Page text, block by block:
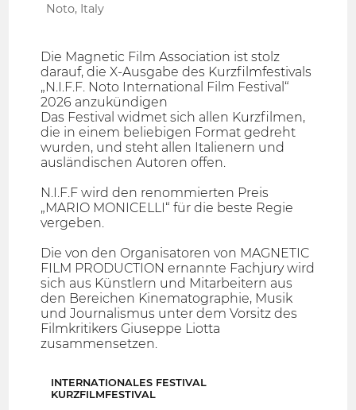
Noto, Italy
Die Magnetic Film Association ist stolz
darauf, die X-Ausgabe des Kurzfilmfestivals
„N.I.F.F. Noto International Film Festival“
2026 anzukündigen
Das Festival widmet sich allen Kurzfilmen,
die in einem beliebigen Format gedreht
wurden, und steht allen Italienern und
ausländischen Autoren offen.
N.I.F.F wird den renommierten Preis
„MARIO MONICELLI“ für die beste Regie
vergeben.
Die von den Organisatoren von MAGNETIC
FILM PRODUCTION ernannte Fachjury wird
sich aus Künstlern und Mitarbeitern aus
den Bereichen Kinematographie, Musik
und Journalismus unter dem Vorsitz des
Filmkritikers Giuseppe Liotta
zusammensetzen.
INTERNATIONALES FESTIVAL
KURZFILMFESTIVAL